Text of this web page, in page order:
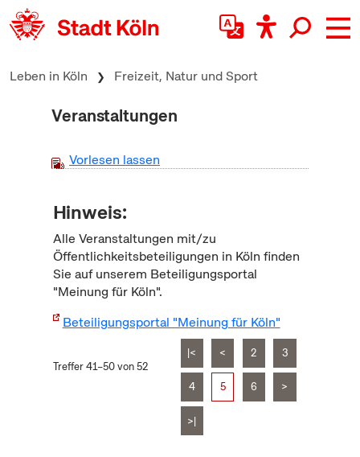
zum Inhalt springen
Leben in Köln Freizeit, Natur und Sport
Veranstaltungen
Vorlesen lassen
Hinweis:
Alle Veranstaltungen mit/zu
Öffentlichkeitsbeteiligungen in Köln finden
Sie auf unserem Beteiligungsportal
"Meinung für Köln".
Beteiligungsportal "Meinung für Köln"
Treffer 41–50 von 52
|< < 2 3
4 5 6 >
>|